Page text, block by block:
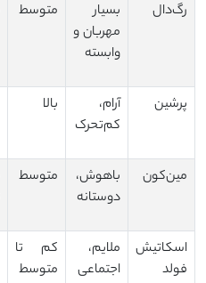
رگ‌دال
بسیار
مهربان و
وابسته
متوسط
پرشین
آرام،
کم‌تحرک
بالا
مین‌کون
باهوش،
دوستانه
متوسط
اسکاتیش
فولد
ملایم،
اجتماعی
کم تا
متوسط